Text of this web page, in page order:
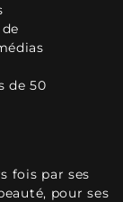
de 50
fois par ses
pour ses